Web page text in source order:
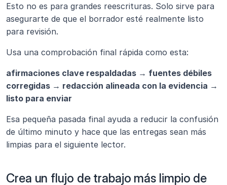
Esto no es para grandes reescrituras. Solo sirve para
asegurarte de que el borrador esté realmente listo
para revisión.
Usa una comprobación final rápida como esta:
afirmaciones clave respaldadas → fuentes débiles
corregidas → redacción alineada con la evidencia →
listo para enviar
Esa pequeña pasada final ayuda a reducir la confusión
de último minuto y hace que las entregas sean más
limpias para el siguiente lector.
Crea un flujo de trabajo más limpio de